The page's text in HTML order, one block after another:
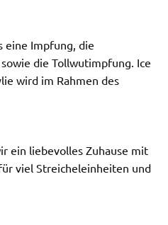
eine Impfung, die
die Tollwutimpfung. Ice
wird im Rahmen des
ein liebevolles Zuhause mit
viel Streicheleinheiten und